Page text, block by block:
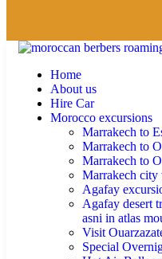
Home
About us
Hire Car
Morocco excursions
Marrakech to
Marrakech to
Marrakech to
Marrakech
Agafay
Agafay desert
asni in atlas
Visit
Special